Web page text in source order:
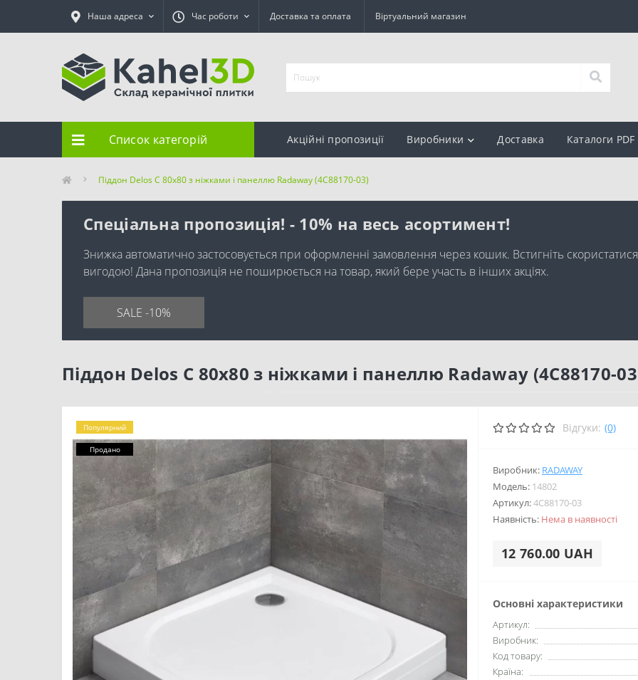
Наша адреса Час роботи Доставка та оплата Віртуальний магазин
Список категорій Акційні пропозиції Виробники Доставка Каталоги PDF
Піддон Delos C 80x80 з ніжками і панеллю Radaway (4C88170-03)
Спеціальна пропозиція! - 10% на весь асортимент!
Знижка автоматично застосовується при оформленні замовлення через кошик. Встигніть скористатися
вигодою! Дана пропозиція не поширюється на товар, який бере участь в інших акціях.
SALE -10%
Піддон Delos C 80x80 з ніжками і панеллю Radaway (4C88170-
Популярний
Продано
Відгуки: (0)
Виробник: RADAWAY
Модель: 14802
Артикул:4C88170-03
Наявність: Нема в наявності
12 760.00 UAH
Основні характеристики
Артикул:
Виробник:
Код товару:
Країна: